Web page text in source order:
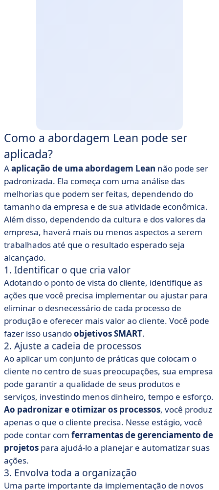
Como a abordagem Lean pode ser
aplicada?
Aaplicação de uma abordagem Lean não pode ser
padronizada. Ela começa com uma análise das
melhorias que podem ser feitas, dependendo do
tamanho da empresa e de sua atividade econômica.
Além disso, dependendo da cultura e dos valores da
empresa, haverá mais ou menos aspectos a serem
trabalhados até que o resultado esperado seja
alcançado.
1. Identificar o que cria valor
Adotando o ponto de vista do cliente, identifique as
ações que você precisa implementar ou ajustar para
eliminar o desnecessário de cada processo de
produção e oferecer mais valor ao cliente. Você pode
fazer isso usandoobjetivos SMART.
2. Ajuste a cadeia de processos
Ao aplicar um conjunto de práticas que colocam o
cliente no centro de suas preocupações, sua empresa
pode garantir a qualidade de seus produtos e
serviços, investindo menos dinheiro, tempo e esforço.
Ao padronizar e otimizar os processos, você produz
apenas o que o cliente precisa. Nesse estágio, você
pode contar com ferramentas de gerenciamento de
projetos para ajudá-lo a planejar e automatizar suas
ações.
3. Envolva toda a organização
Uma parte importante da implementação de novos